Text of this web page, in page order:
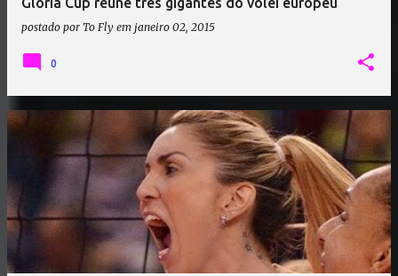
postado por To Fly em janeiro 02, 2015
0